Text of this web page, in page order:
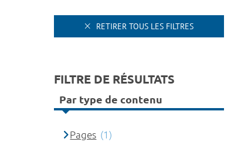
RETIRER TOUS LES FILTRES
FILTRE DE RÉSULTATS
Par type de contenu
Pages (1)